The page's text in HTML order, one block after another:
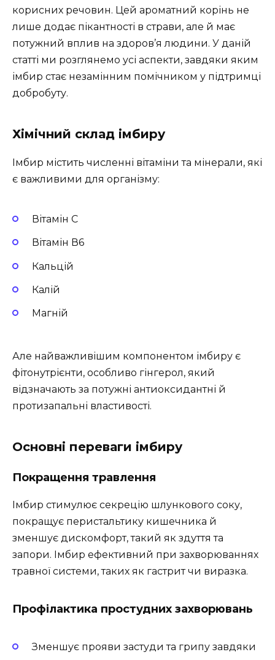
корисних речовин. Цей ароматний корінь не
лише додає пікантності в страви, але й має
потужний вплив на здоров’я людини. У даній
статті ми розглянемо усі аспекти, завдяки яким
імбир стає незамінним помічником у підтримці
добробуту.
Хімічний склад імбиру
Імбир містить численні вітаміни та мінерали, які
є важливими для організму:
Вітамін С
Вітамін В6
Кальцій
Калій
Магній
Але найважливішим компонентом імбиру є
фітонутрієнти, особливо гінгерол, який
відзначають за потужні антиоксидантні й
протизапальні властивості.
Основні переваги імбиру
Покращення травлення
Імбир стимулює секрецію шлункового соку,
покращує перистальтику кишечника й
зменшує дискомфорт, такий як здуття та
запори. Імбир ефективний при захворюваннях
травної системи, таких як гастрит чи виразка.
Профілактика простудних захворювань
Зменшує прояви застуди та грипу завдяки